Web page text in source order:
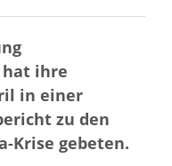
ihre
in einer
zu den
Krise gebeten.